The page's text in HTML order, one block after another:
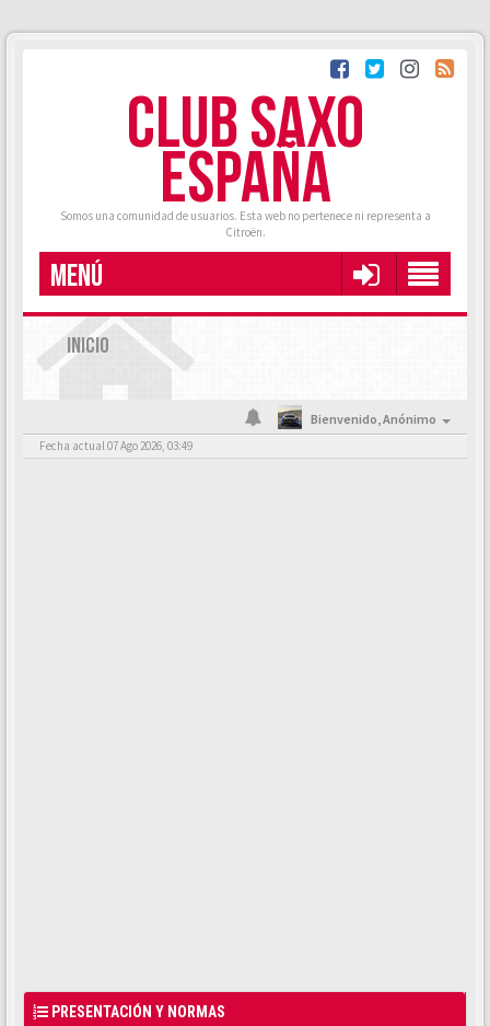
CLUB SAXO
ESPAÑA
Somos una comunidad de usuarios. Esta web no pertenece ni representa a
Citroën.
MENÚ
INICIO
Bienvenido,Anónimo
Fecha actual 07 Ago 2026, 03:49
PRESENTACIÓN Y NORMAS